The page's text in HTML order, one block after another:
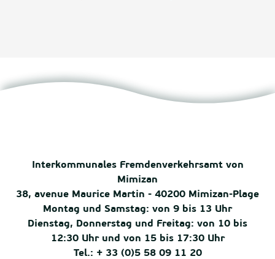
Interkommunales Fremdenverkehrsamt von
Mimizan
38, avenue Maurice Martin - 40200 Mimizan-Plage
Montag und Samstag: von 9 bis 13 Uhr
Dienstag, Donnerstag und Freitag: von 10 bis
12:30 Uhr und von 15 bis 17:30 Uhr
Tel.: + 33 (0)5 58 09 11 20